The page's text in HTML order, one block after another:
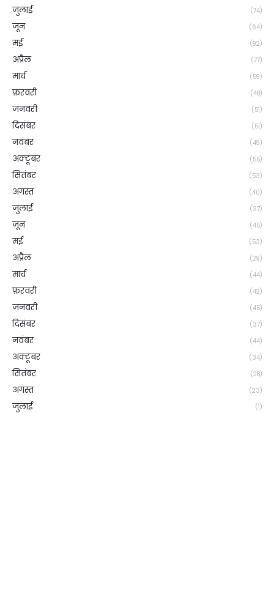
जुलाई (74)
जून (64)
मई (92)
अप्रैल (77)
मार्च (59)
फ़रवरी (48)
जनवरी (51)
दिसंबर (51)
नवंबर (49)
अक्टूबर (55)
सितंबर (53)
अगस्त (40)
जुलाई (37)
जून (45)
मई (53)
अप्रैल (29)
मार्च (44)
फ़रवरी (42)
जनवरी (45)
दिसंबर (37)
नवंबर (44)
अक्टूबर (34)
सितंबर (28)
अगस्त (23)
जुलाई (1)